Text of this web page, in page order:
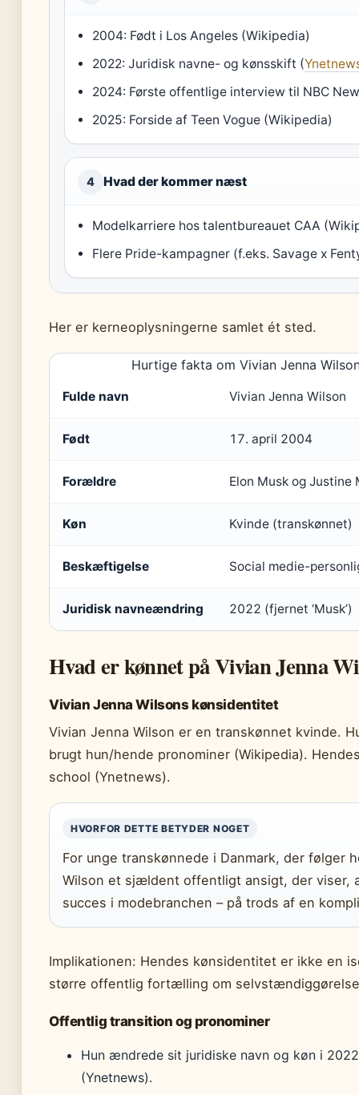
2004: Født i Los Angeles (Wikipedia)
2022: Juridisk navne- og kønsskift (
2024: Første offentlige interview til NBC
2025: Forside af Teen Vogue (Wikipedia)
4 Hvad der kommer næst
Modelkarriere hos talentbureauet CAA
Flere Pride-kampagner (f.eks. Savage x
Her er kerneoplysningerne samlet ét sted.
Hurtige fakta om Vivian Jenna
Fulde navn Vivian Jenna Wilson
Født 17. april 2004
Forældre Elon Musk og Justine
Køn Kvinde (transkønnet)
Beskæftigelse Social medie-
Juridisk navneændring 2022 (fjernet ‘Musk’)
Hvad er kønnet på Vivian Jenna
Vivian Jenna Wilsons kønsidentitet
Vivian Jenna Wilson er en transkønnet kvinde.
brugt hun/hende pronominer (Wikipedia).
school (Ynetnews).
HVORFOR DETTE BETYDER NOGET
For unge transkønnede i Danmark, der følger
Wilson et sjældent offentligt ansigt, der viser,
succes i modebranchen – på trods af en
Implikationen: Hendes kønsidentitet er ikke en
større offentlig fortælling om
Offentlig transition og pronominer
Hun ændrede sit juridiske navn og køn i
(Ynetnews).